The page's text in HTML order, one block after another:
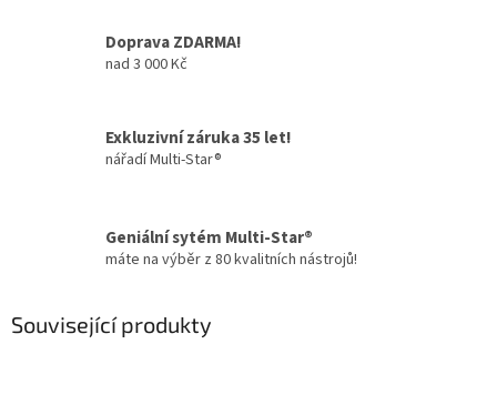
Doprava ZDARMA!
nad 3 000 Kč
Exkluzivní záruka 35 let!
nářadí Multi-Star®
Geniální sytém Multi-Star®
máte na výběr z 80 kvalitních nástrojů!
Související produkty